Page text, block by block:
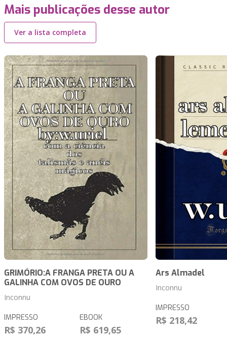
Mais publicações desse autor
Ver a lista completa
GRIMÓRIO:A FRANGA PRETA OU A
GALINHA COM OVOS DE OURO
Inconnu
IMPRESSO
R$ 370,26
EBOOK
R$ 619,65
Ars Almadel
Inconnu
IMPRESSO
R$ 218,42